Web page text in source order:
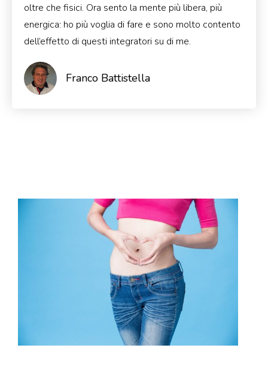
oltre che fisici. Ora sento la mente più libera, più
energica: ho più voglia di fare e sono molto contento
dell’effetto di questi integratori su di me.
Franco Battistella